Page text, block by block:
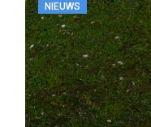
NIEUWS